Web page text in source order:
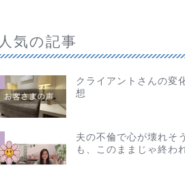
人気の記事
クライアントさんの変
想
夫の不倫で心が壊れそ
も、このままじゃ終わ